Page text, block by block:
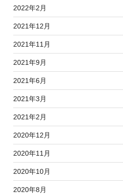
2022年2月
2021年12月
2021年11月
2021年9月
2021年6月
2021年3月
2021年2月
2020年12月
2020年11月
2020年10月
2020年8月